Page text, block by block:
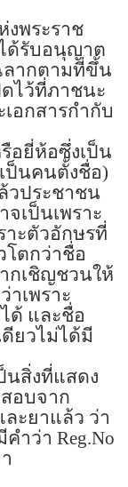
งพระราช
ด้รับอนุญาต
ากตามที่ขึ้น
ไว้ที่ภาชนะ
อกสารกำกับ
อยี่ห้อซึ่งเป็น
ป็นคนตั้งชื่อ)
วประชาชน
เป็นเพราะ
ะตัวอักษรที่
ตกว่าชื่อ
กเชิญชวนให้
เพราะ
ด้ และชื่อ
ยวไม่ได้มี
นสิ่งที่แสดง
อบจาก
ะยาแล้ว ว่า
คำว่า Reg.No